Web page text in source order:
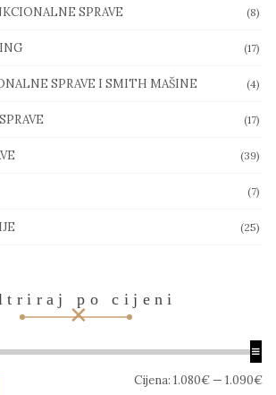
SPRAVE (8)
(17)
SPRAVE I SMITH MAŠINE (4)
(17)
(39)
(7)
(25)
po cijeni
Cijena: 1.080€ — 1.090€